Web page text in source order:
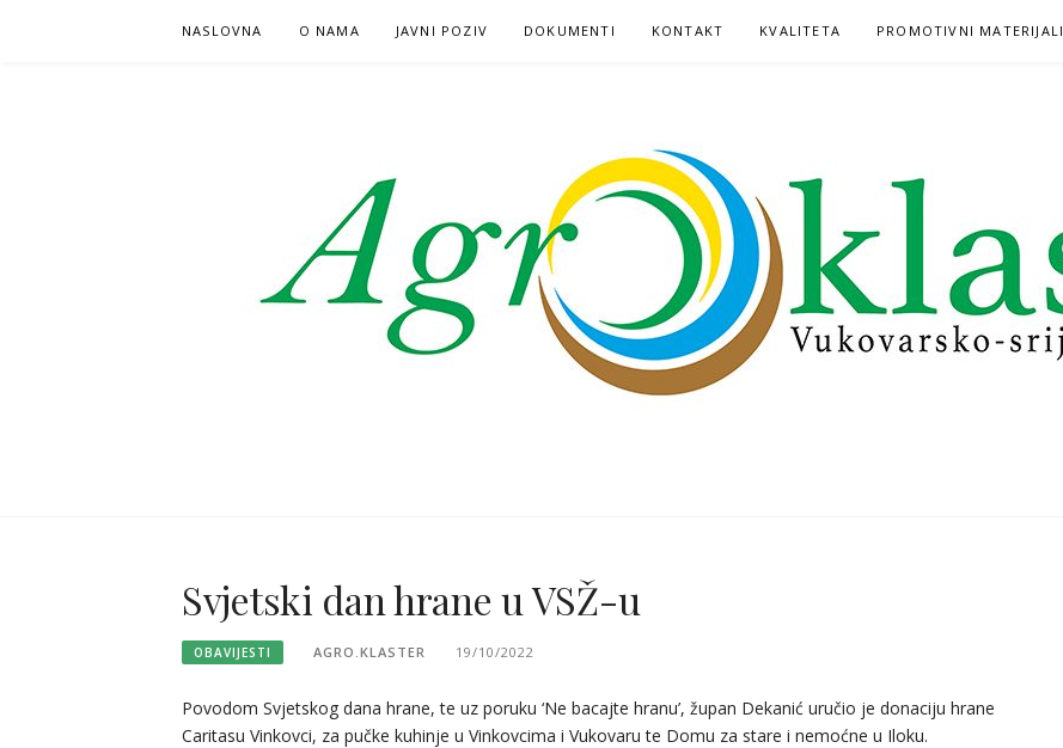
NASLOVNA O NAMA JAVNI POZIV DOKUMENTI KONTAKT KVALITETA PROMOTIVNI MATERIJALI
Svjetski dan hrane u VSŽ-u
OBAVIJESTI AGRO.KLASTER 19/10/2022
Povodom Svjetskog dana hrane, te uz poruku ‘Ne bacajte hranu’, župan Dekanić uručio je donaciju hrane
Caritasu Vinkovci, za pučke kuhinje u Vinkovcima i Vukovaru te Domu za stare i nemoćne u Iloku.